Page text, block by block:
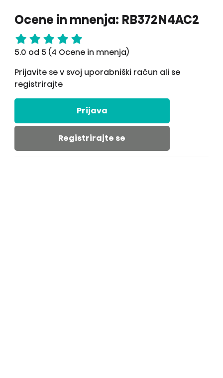
Ocene in mnenja: RB372N4AC2
5.0 od 5 (4 Ocene in mnenja)
Prijavite se v svoj uporabniški račun ali se
registrirajte
Prijava
Registrirajte se